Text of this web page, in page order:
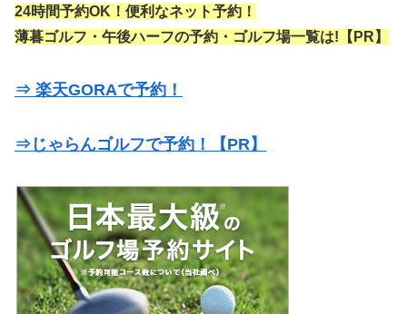
24時間予約OK！便利なネット予約！
薄暮ゴルフ・午後ハーフの予約・ゴルフ場一覧は!【PR】
⇒ 楽天GORAで予約！
⇒じゃらんゴルフで予約！【PR】